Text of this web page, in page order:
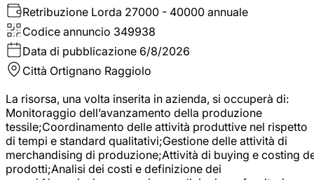
Retribuzione Lorda 27000 - 40000 annuale
Codice annuncio 349938
Data di pubblicazione 6/8/2026
Città Ortignano Raggiolo
La risorsa, una volta inserita in azienda, si occuperà di:
Monitoraggio dell’avanzamento della produzione
tessile;Coordinamento delle attività produttive nel rispetto
di tempi e standard qualitativi;Gestione delle attività di
merchandising di produzione;Attività di buying e costing
prodotti;Analisi dei costi e definizione dei